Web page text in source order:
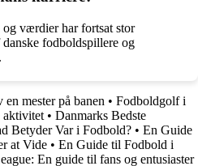
værdier har fortsat stor
fodboldspillere og
mester på banen • Fodboldgolf i
aktivitet • Danmarks Bedste
Betyder Var i Fodbold? • En Guide
at Vide • En Guide til Fodbold i
En guide til fans og entusiaster